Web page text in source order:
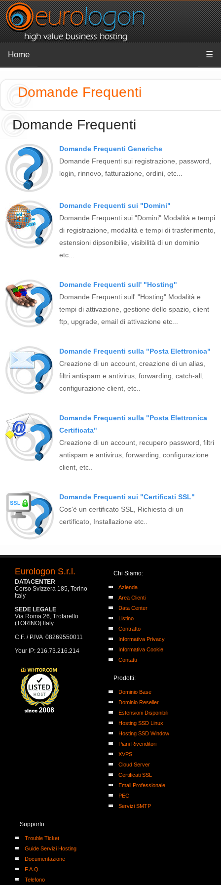
Home ☰
Domande Frequenti
Domande Frequenti
Domande Frequenti Generiche
Domande Frequenti sui registrazione, password,
login, rinnovo, fatturazione, ordini, etc...
Domande Frequenti sui "Domini"
Domande Frequenti sui "Domini" Modalità e tempi
di registrazione, modalità e tempi di trasferimento,
estensioni dipsonibilie, visibilità di un dominio
etc...
Domande Frequenti sull' "Hosting"
Domande Frequenti sull' "Hosting" Modalità e
tempi di attivazione, gestione dello spazio, client
ftp, upgrade, email di attivazione etc...
Domande Frequenti sulla "Posta Elettronica"
Creazione di un account, creazione di un alias,
filtri antispam e antivirus, forwarding, catch-all,
configurazione client, etc..
Domande Frequenti sulla "Posta Elettronica
Certificata"
Creazione di un account, recupero password, filtri
antispam e antivirus, forwarding, configurazione
client, etc..
Domande Frequenti sui "Certificati SSL"
Cos'è un certificato SSL, Richiesta di un
certificato, Installazione etc..
Eurologon S.r.l.
DATACENTER
Corso Svizzera 185, Torino
Italy
SEDE LEGALE
Via Roma 26, Trofarello
(TORINO) Italy
C.F. / P.IVA 08269550011
Your IP: 216.73.216.214
Chi Siamo:
Azienda
Area Clienti
Data Center
Listino
Contratto
Informativa Privacy
Informativa Cookie
Contatti
Prodotti:
Dominio Base
Dominio Reseller
Estensioni Disponibili
Hosting SSD Linux
Hosting SSD Window
Piani Rivenditori
XVPS
Cloud Server
Certificati SSL
Email Professionale
PEC
Servizi SMTP
Supporto:
Trouble Ticket
Guide Servizi Hosting
Documentazione
F.A.Q.
Telefono